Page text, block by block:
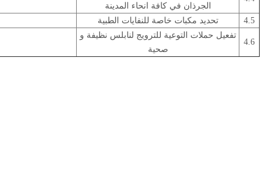
الجرذان في كافة انحاء المدينة
تحديد مكبات خاصة للنفايات الطبية
4.5
تفعيل حملات التوعية للترويج لنابلس نظيفة و
صحية
4.6